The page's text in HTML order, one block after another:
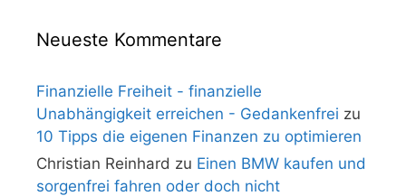
Neueste Kommentare
Finanzielle Freiheit - finanzielle
Unabhängigkeit erreichen - Gedankenfrei zu
10 Tipps die eigenen Finanzen zu optimieren
Christian Reinhard zu Einen BMW kaufen und
sorgenfrei fahren oder doch nicht